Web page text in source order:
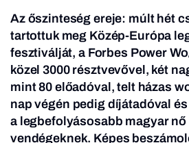
Az őszinteség ereje: múlt hét
tartottuk meg Közép-Európa
fesztiválját, a Forbes Power
közel 3000 résztvevővel, két
mint 80 előadóval, telt házas
nap végén pedig díjátadóval
a legbefolyásosabb magyar nő
vendégeknek. Képes